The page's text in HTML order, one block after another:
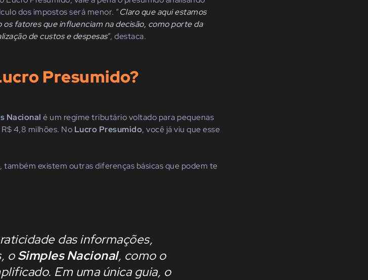
dos impostos será menor. “Claro que aqui estamos
fatores que influenciam na decisão, como porte da
de custos e despesas”, destaca.
Presumido?
Nacional é um regime tributário voltado para pequenas
4,8 milhões. No Lucro Presumido, você já viu que esse
também existem outras diferenças básicas que podem te
das informações,
oSimples Nacional, como o
Em uma única guia, o